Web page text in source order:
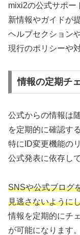
mixi2の公式サポー
新情報やガイドが
ヘルプセクション
現行のポリシーや
情報の定期チ
公式からの情報は
を定期的に確認す
特にID変更機能の
公式発表に依存し
SNSや公式ブログ
見逃さないように
情報を定期的にチ
が可能になります。